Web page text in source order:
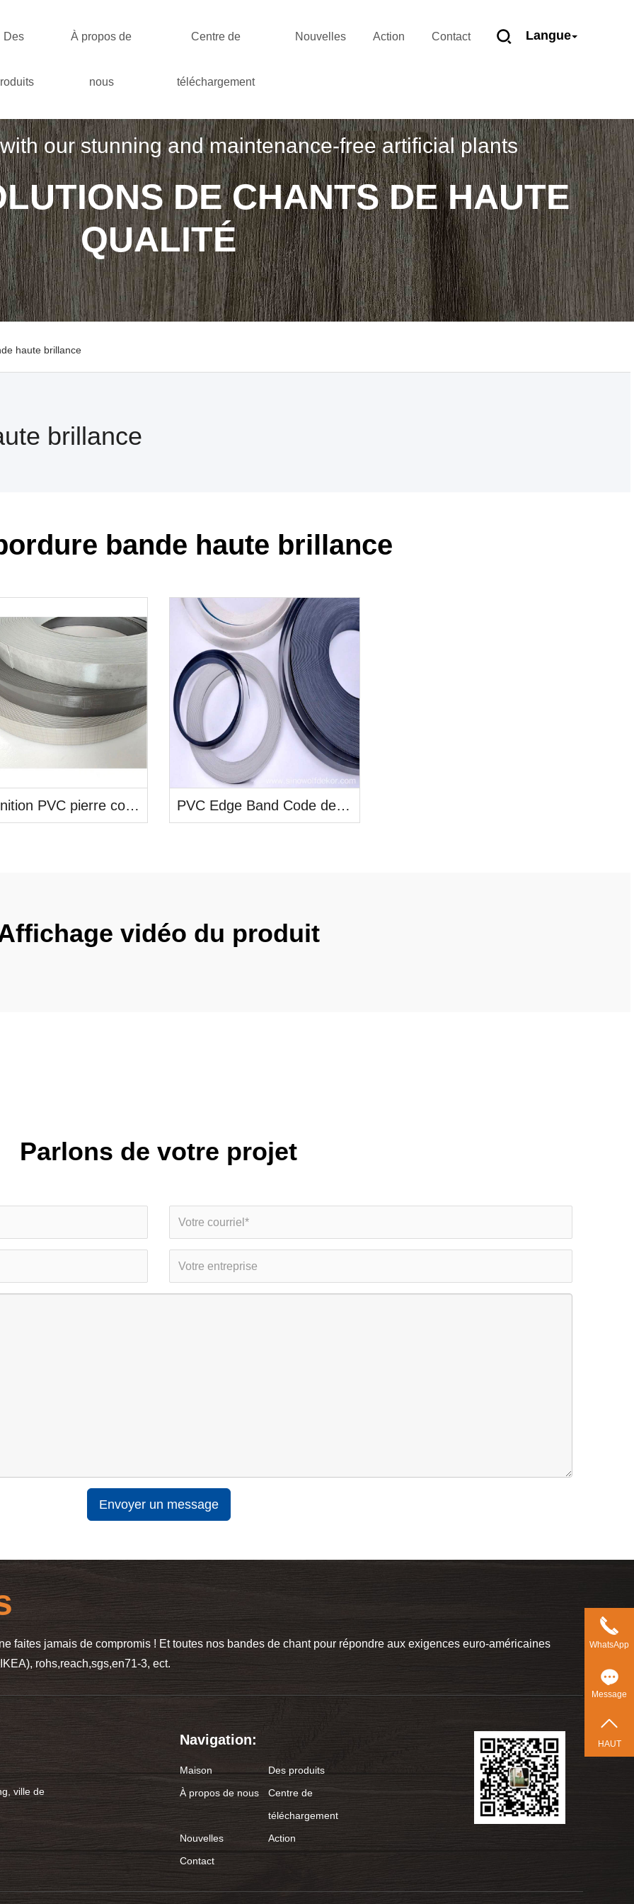
Des À propos de
nous
Centre de
téléchargement
Nouvelles Action Contact Langue
our stunning and maintenance-free artificial plants
DE CHANTS DE HAUTE
QUALITÉ
haute brillance
brillance
bande haute brillance
Mat finition PVC pierre couleur bordure bande PVC Edge Band Code de produits
vidéo du produit
Parlons de votre projet
Envoyer un message
faites jamais de compromis ! Et toutes nos bandes de chant pour répondre aux exigences euro-américaines
rohs,reach,sgs,en71-3, ect.
ville de
Navigation:
Maison
Des produits
À propos de nous
Centre de
téléchargement
Nouvelles
Action
Contact
WhatsApp
Message
HAUT